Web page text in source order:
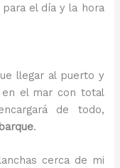
el día y la hora
llegar al puerto y
el mar con total
de todo,
.
cerca de mi